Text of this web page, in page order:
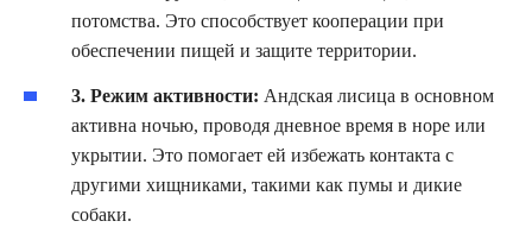
потомства. Это способствует кооперации при
обеспечении пищей и защите территории.
3. Режим активности: Андская лисица в основном
активна ночью, проводя дневное время в норе или
укрытии. Это помогает ей избежать контакта с
другими хищниками, такими как пумы и дикие
собаки.